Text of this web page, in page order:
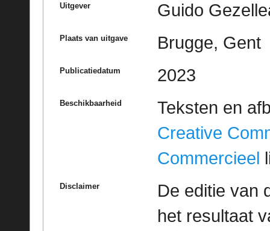
Uitgever Guido
Plaats van uitgave Brugge, Gent
Publicatiedatum 2023
Beschikbaarheid
Teksten en
Creative
Commercieel
Disclaimer
De editie van
het resultaat